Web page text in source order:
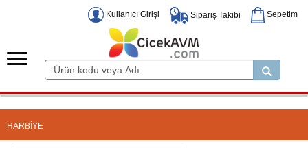
Kullanıcı Girişi Sipariş Takibi Sepetim
HARBİYE